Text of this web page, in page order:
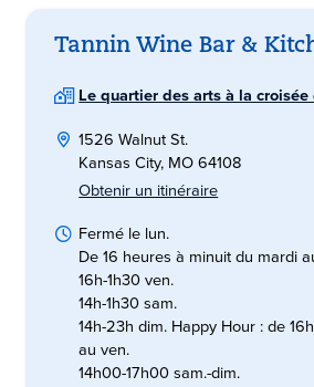
Tannin Wine Bar &
Le quartier des arts à la croisée
1526 Walnut St.
Kansas City, MO 64108
Obtenir un itinéraire
Fermé le lun.
De 16 heures à minuit du mardi
16h-1h30 ven.
14h-1h30 sam.
14h-23h dim. Happy Hour : de
au ven.
14h00-17h00 sam.-dim.